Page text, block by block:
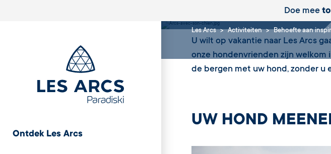
Doe mee
Ontdek Les Arcs
Les Arcs Activiteiten Behoefte aan
U wilt op vakantie naar Les Arcs
onze hondenvrienden zijn welkom
de bergen met uw hond, zonder u
UW HOND